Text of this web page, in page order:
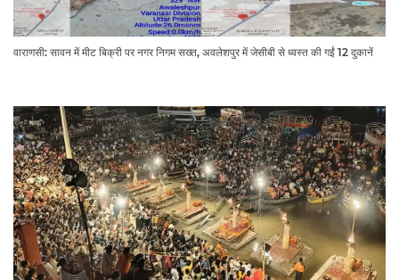
वाराणसी: सावन में मीट बिक्री पर नगर निगम सख्त, अवलेशपुर में जेसीबी से ध्वस्त की गईं 12 दुकानें